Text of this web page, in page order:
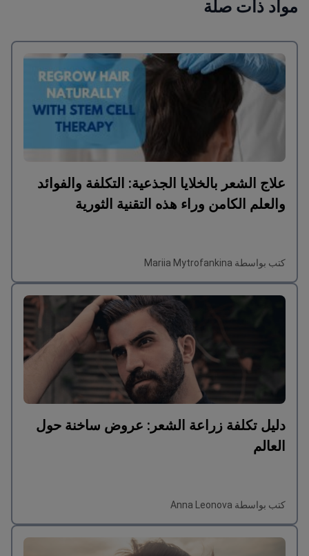
مواد ذات صلة
علاج الشعر بالخلايا الجذعية: التكلفة والفوائد
والعلم الكامن وراء هذه التقنية الثورية
كتب بواسطة Mariia Mytrofankina
دليل تكلفة زراعة الشعر: عروض ساخنة حول
العالم
كتب بواسطة Anna Leonova